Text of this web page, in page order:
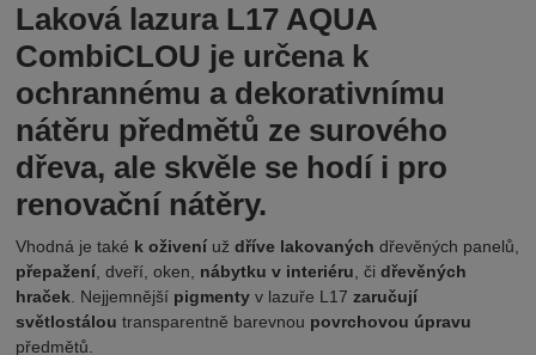
Laková lazura L17 AQUA
CombiCLOU je určena k
ochrannému a dekorativnímu
nátěru předmětů ze surového
dřeva, ale skvěle se hodí i pro
renovační nátěry.
Vhodná je také koživení uždříve lakovanýchdřevěných panelů,
přepažení, dveří, oken, nábytku v interiéru, čidřevěných
hraček. Nejjemnější pigmentyv lazuře L17zaručují
světlostáloutransparentně barevnou povrchovou úpravu
předmětů.